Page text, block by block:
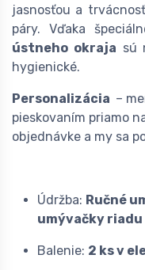
jasnosťou a
páry. Vďaka
ústneho okraja sú
hygienické.
Personalizácia –
pieskovaním priamo
objednávke a my sa
Údržba: Ručné
umývačky riadu
Balenie: 2 ks v